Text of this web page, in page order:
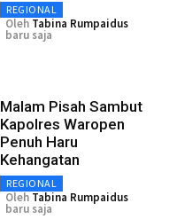
REGIONAL
Oleh Tabina Rumpaidus
baru saja
Malam Pisah Sambut
Kapolres Waropen
Penuh Haru
Kehangatan
REGIONAL
Oleh Tabina Rumpaidus
baru saja